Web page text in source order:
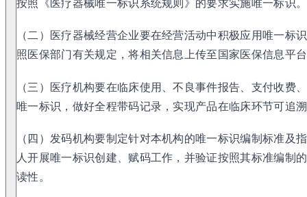
按照《医疗器械唯一标识系统规则》的要求实施唯一标识。
（二）医疗器械经营企业要在经营活动中积极应用唯一标
照医保部门有关规定，将相关信息上传至国家医保信息平
（三）医疗机构要在临床使用、不良事件报告、支付收费
唯一标识，做好全程带码记录，实现产品在临床环节可追
（四）发码机构要制定针对本机构的唯一标识编制标准及
人开展唯一标识创建、赋码工作，并验证按照其标准编制
读性。